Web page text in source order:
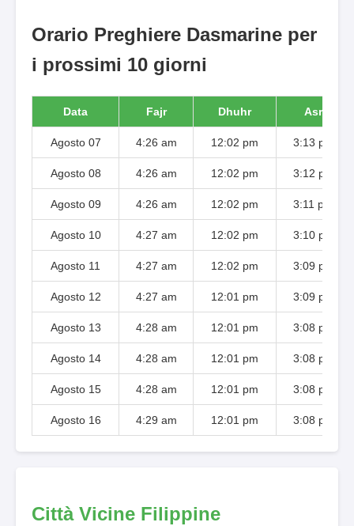
Orario Preghiere Dasmarine per
i prossimi 10 giorni
Data Fajr Dhuhr Asr
Agosto 07 4:26 am 12:02 pm 3:13 pm
Agosto 08 4:26 am 12:02 pm 3:12 pm
Agosto 09 4:26 am 12:02 pm 3:11 pm
Agosto 10 4:27 am 12:02 pm 3:10 pm
Agosto 11 4:27 am 12:02 pm 3:09 pm
Agosto 12 4:27 am 12:01 pm 3:09 pm
Agosto 13 4:28 am 12:01 pm 3:08 pm
Agosto 14 4:28 am 12:01 pm 3:08 pm
Agosto 15 4:28 am 12:01 pm 3:08 pm
Agosto 16 4:29 am 12:01 pm 3:08 pm
Città Vicine Filippine